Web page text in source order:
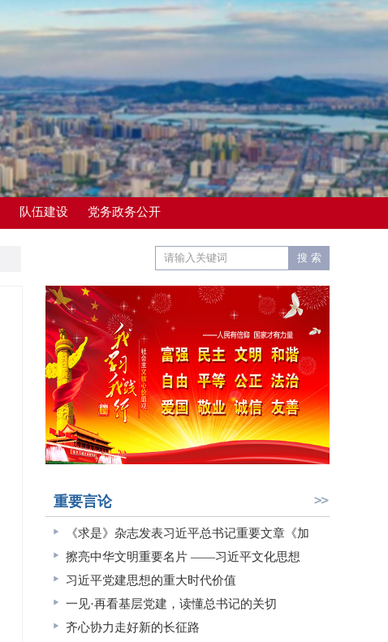
队伍建设 党务政务公开
重要言论
《求是》杂志发表习近平总书记重要文章《加
擦亮中华文明重要名片 ——习近平文化思想
习近平党建思想的重大时代价值
一见·再看基层党建，读懂总书记的关切
齐心协力走好新的长征路